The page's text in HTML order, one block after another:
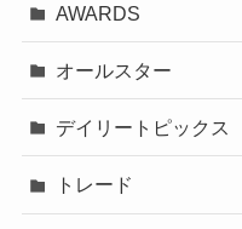
AWARDS
オールスター
デイリートピックス
トレード